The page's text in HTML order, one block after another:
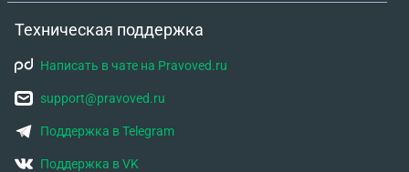
Техническая поддержка
Написать в чате на Pravoved.ru
support@pravoved.ru
Поддержка в Telegram
Поддержка в VK